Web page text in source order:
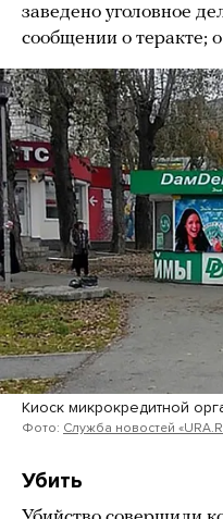
заведено уголовное
сообщении о теракте;
Киоск микрокредитной
Фото: Служба новостей
Убить